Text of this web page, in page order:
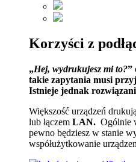
Korzyści z
„Hej, wydrukujesz mi to?”
takie zapytania musi
Istnieje jednak
Większość urządzeń
lub łączem LAN. Ogólnie
pewno będziesz w stanie
współużytkowanie